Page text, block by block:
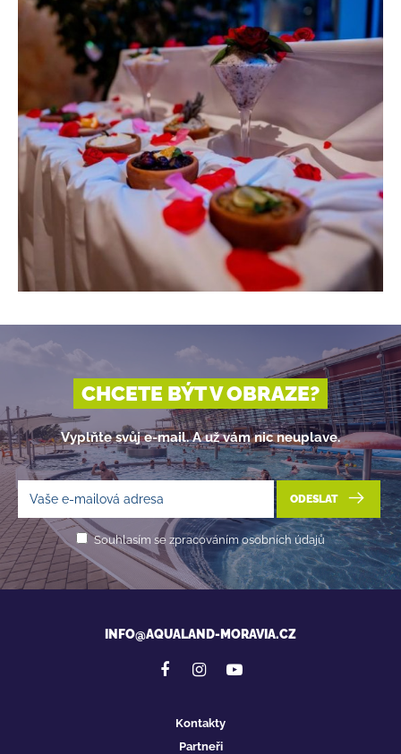
CHCETE BÝT V OBRAZE?
Vyplňte svůj e-mail. A už vám nic neuplave.
ODESLAT
Souhlasím se zpracováním osobních údajů
INFO@AQUALAND-MORAVIA.CZ
Kontakty
Partneři